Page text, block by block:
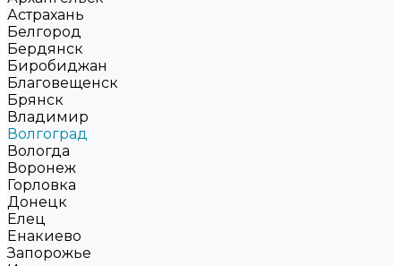
Астрахань
Белгород
Бердянск
Биробиджан
Благовещенск
Брянск
Владимир
Волгоград
Вологда
Воронеж
Горловка
Донецк
Елец
Енакиево
Запорожье